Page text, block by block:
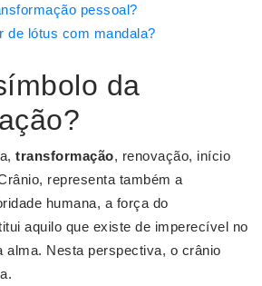
pessoal?
de lótus com mandala?
da
transformação, renovação, início
representa também a
humana, a força do
aquilo que existe de imperecível no
alma. Nesta perspectiva, o crânio